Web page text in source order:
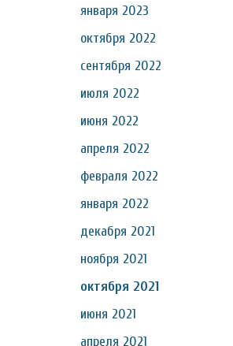
января 2023
октября 2022
сентября 2022
июля 2022
июня 2022
апреля 2022
февраля 2022
января 2022
декабря 2021
ноября 2021
октября 2021
июня 2021
апреля 2021